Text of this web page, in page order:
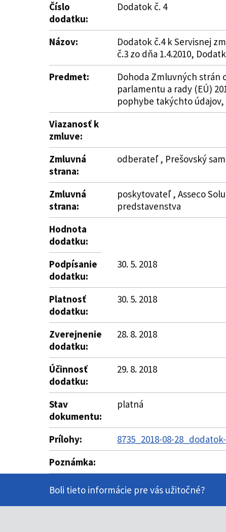
Číslo
dodatku:
Dodatok č. 4
Názov:
Dodatok č.4 k Servisnej
č.3 zo dňa 1.4.2010,
Predmet:
Dohoda Zmluvných strán
parlamentu a rady (EÚ)
pophybe takýchto údajov,
Viazanosť k
zmluve:
Zmluvná
strana:
odberateľ , Prešovský
Zmluvná
strana:
poskytovateľ , Asseco
predstavenstva
Hodnota
dodatku:
Podpísanie
dodatku:
30. 5. 2018
Platnosť
dodatku:
30. 5. 2018
Zverejnenie
dodatku:
28. 8. 2018
Účinnosť
dodatku:
29. 8. 2018
Stav
dokumentu:
platná
Prílohy:
8735_2018-08-
Poznámka:
Boli tieto informácie pre vás užitočné?